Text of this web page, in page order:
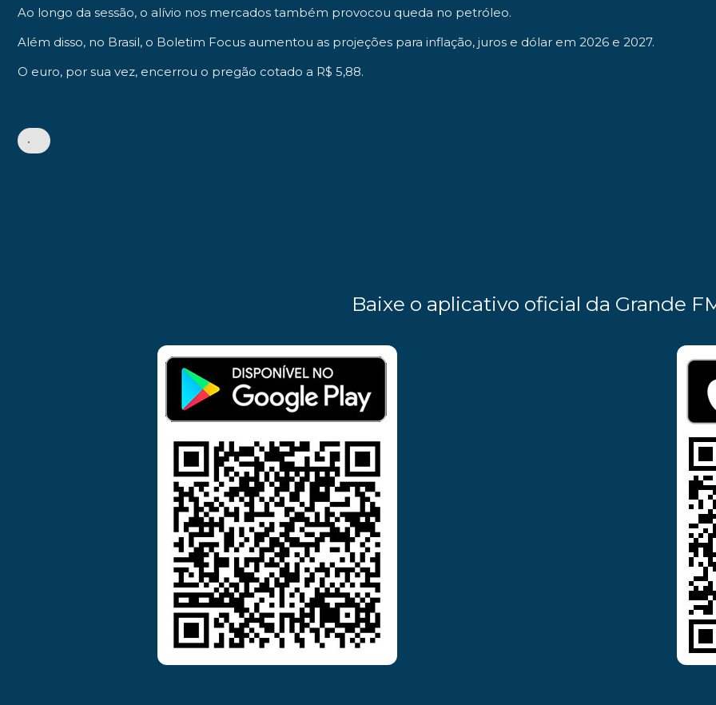
Ao longo da sessão, o alívio nos mercados também provocou queda no petróleo.
Além disso, no Brasil, o Boletim Focus aumentou as projeções para inflação, juros e dólar em 2026 e 2027.
O euro, por sua vez, encerrou o pregão cotado a R$ 5,88.
•
Baixe o aplicativo oficial da Grande